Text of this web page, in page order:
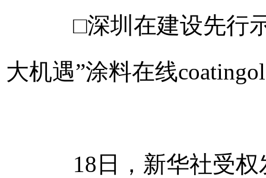
□深圳在建设先行示
大机遇”涂料在线
18日，新华社受权